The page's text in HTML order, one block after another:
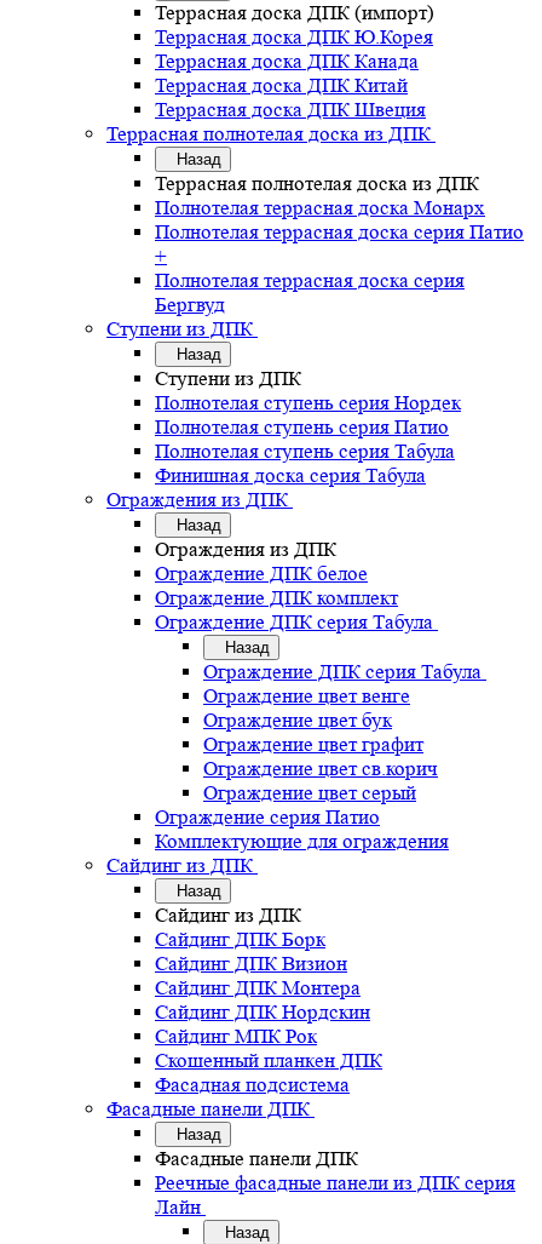
Террасная доска ДПК (импорт)
Террасная доска ДПК Ю.Корея
Террасная доска ДПК Канада
Террасная доска ДПК Китай
Террасная доска ДПК Швеция
Террасная полнотелая доска из ДПК
Назад
Террасная полнотелая доска из ДПК
Полнотелая террасная доска Монарх
Полнотелая террасная доска серия Патио
+
Полнотелая террасная доска серия
Бергвуд
Ступени из ДПК
Назад
Ступени из ДПК
Полнотелая ступень серия Нордек
Полнотелая ступень серия Патио
Полнотелая ступень серия Табула
Финишная доска серия Табула
Ограждения из ДПК
Назад
Ограждения из ДПК
Ограждение ДПК белое
Ограждение ДПК комплект
Ограждение ДПК серия Табула
Назад
Ограждение ДПК серия Табула
Ограждение цвет венге
Ограждение цвет бук
Ограждение цвет графит
Ограждение цвет св.корич
Ограждение цвет серый
Ограждение серия Патио
Комплектующие для ограждения
Сайдинг из ДПК
Назад
Сайдинг из ДПК
Сайдинг ДПК Борк
Сайдинг ДПК Визион
Сайдинг ДПК Монтера
Сайдинг ДПК Нордскин
Сайдинг МПК Рок
Скошенный планкен ДПК
Фасадная подсистема
Фасадные панели ДПК
Назад
Фасадные панели ДПК
Реечные фасадные панели из ДПК серия
Лайн
Назад